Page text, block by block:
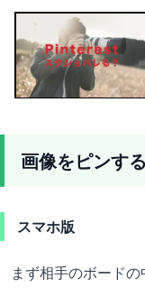
画像をピンす
スマホ版
まず相手のボード